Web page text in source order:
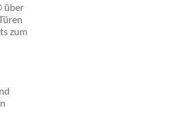
über
zum